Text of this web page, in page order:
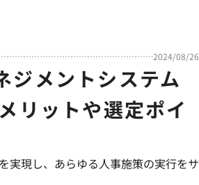
2024/08/26
ジメントシステム
リットや選定ポイ
実現し、あらゆる人事施策の実行をサ